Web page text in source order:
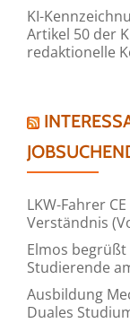
KI-
Artikel 50 der
redaktionelle
LKW-Fahrer
Verständnis
Elmos
Studierende
Ausbildung
Duales